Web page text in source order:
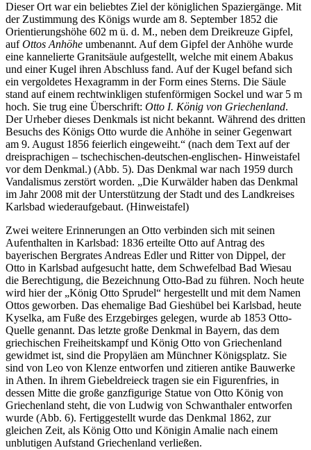
Dieser Ort war ein beliebtes Ziel der königlichen Spaziergänge. Mit
der Zustimmung des Königs wurde am 8. September 1852 die
Orientierungshöhe 602 m ü. d. M., neben dem Dreikreuze Gipfel,
aufOttos Anhöhe umbenannt. Auf dem Gipfel der Anhöhe wurde
eine kannelierte Granitsäule aufgestellt, welche mit einem Abakus
und einer Kugel ihren Abschluss fand. Auf der Kugel befand sich
ein vergoldetes Hexagramm in der Form eines Sterns. Die Säule
stand auf einem rechtwinkligen stufenförmigen Sockel und war 5 m
hoch. Sie trug eine Überschrift: Otto I. König von Griechenland.
Der Urheber dieses Denkmals ist nicht bekannt. Während des dritten
Besuchs des Königs Otto wurde die Anhöhe in seiner Gegenwart
am 9. August 1856 feierlich eingeweiht.“ (nach dem Text auf der
dreisprachigen – tschechischen-deutschen-englischen- Hinweistafel
vor dem Denkmal.) (Abb. 5). Das Denkmal war nach 1959 durch
Vandalismus zerstört worden. „Die Kurwälder haben das Denkmal
im Jahr 2008 mit der Unterstützung der Stadt und des Landkreises
Karlsbad wiederaufgebaut. (Hinweistafel)
Zwei weitere Erinnerungen an Otto verbinden sich mit seinen
Aufenthalten in Karlsbad: 1836 erteilte Otto auf Antrag des
bayerischen Bergrates Andreas Edler und Ritter von Dippel, der
Otto in Karlsbad aufgesucht hatte, dem Schwefelbad Bad Wiesau
die Berechtigung, die Bezeichnung Otto-Bad zu führen. Noch heute
wird hier der „König Otto Sprudel“ hergestellt und mit dem Namen
Ottos geworben. Das ehemalige Bad Gieshübel bei Karlsbad, heute
Kyselka, am Fuße des Erzgebirges gelegen, wurde ab 1853 Otto-
Quelle genannt. Das letzte große Denkmal in Bayern, das dem
griechischen Freiheitskampf und König Otto von Griechenland
gewidmet ist, sind die Propyläen am Münchner Königsplatz. Sie
sind von Leo von Klenze entworfen und zitieren antike Bauwerke
in Athen. In ihrem Giebeldreieck tragen sie ein Figurenfries, in
dessen Mitte die große ganzfigurige Statue von Otto König von
Griechenland steht, die von Ludwig von Schwanthaler entworfen
wurde (Abb. 6). Fertiggestellt wurde das Denkmal 1862, zur
gleichen Zeit, als König Otto und Königin Amalie nach einem
unblutigen Aufstand Griechenland verließen.